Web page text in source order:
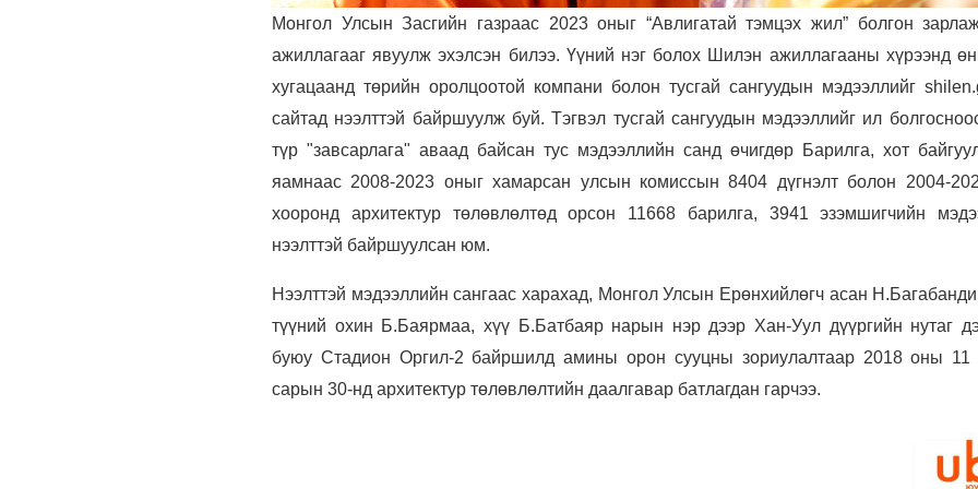
Монгол Улсын Засгийн газраас 2023 оныг “Авлигатай тэмцэх жил” болгон
ажиллагааг явуулж эхэлсэн билээ. Үүний нэг болох Шилэн ажиллагааны хүрээнд
хугацаанд төрийн оролцоотой компани болон тусгай сангуудын мэдээллийг
сайтад нээлттэй байршуулж буй. Тэгвэл тусгай сангуудын мэдээллийг ил
түр "завсарлага" аваад байсан тус мэдээллийн санд өчигдөр Барилга, хот
яамнаас 2008-2023 оныг хамарсан улсын комиссын 8404 дүгнэлт болон 2004-
хооронд архитектур төлөвлөлтөд орсон 11668 барилга, 3941 эзэмшигчийн
нээлттэй байршуулсан юм.
Нээлттэй мэдээллийн сангаас харахад, Монгол Улсын Ерөнхийлөгч асан
түүний охин Б.Баярмаа, хүү Б.Батбаяр нарын нэр дээр Хан-Уул дүүргийн нутаг
буюу Стадион Оргил-2 байршилд амины орон сууцны зориулалтаар 2018 оны 11
сарын 30-нд архитектур төлөвлөлтийн даалгавар батлагдан гарчээ.